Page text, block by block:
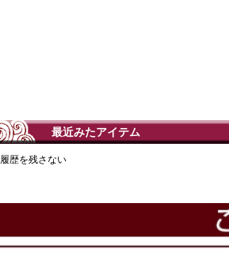
最近みたアイテム
履歴を残さない